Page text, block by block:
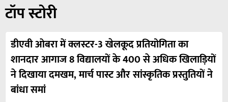
टॉप स्टोरी
डीएवी ओबरा में क्लस्टर-3 खेलकूद प्रतियोगिता का
शानदार आगाज 8 विद्यालयों के 400 से अधिक खिलाड़ियों
ने दिखाया दमखम, मार्च पास्ट और सांस्कृतिक प्रस्तुतियों ने
बांधा समां